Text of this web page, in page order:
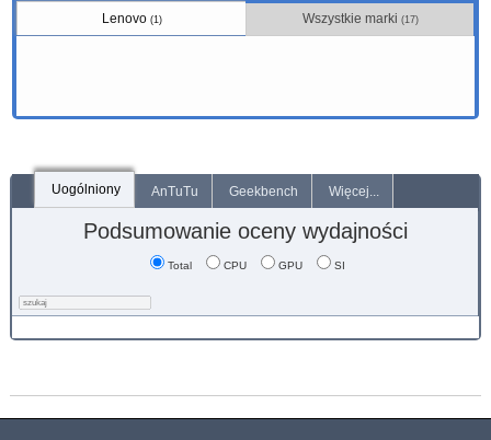
Lenovo (1) Wszystkie marki (17)
Uogólniony AnTuTu Geekbench Więcej...
Podsumowanie oceny wydajności
Total CPU GPU SI